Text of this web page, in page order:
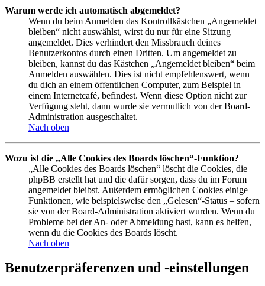
Warum werde ich automatisch abgemeldet?
Wenn du beim Anmelden das Kontrollkästchen „Angemeldet
bleiben“ nicht auswählst, wirst du nur für eine Sitzung
angemeldet. Dies verhindert den Missbrauch deines
Benutzerkontos durch einen Dritten. Um angemeldet zu
bleiben, kannst du das Kästchen „Angemeldet bleiben“ beim
Anmelden auswählen. Dies ist nicht empfehlenswert, wenn
du dich an einem öffentlichen Computer, zum Beispiel in
einem Internetcafé, befindest. Wenn diese Option nicht zur
Verfügung steht, dann wurde sie vermutlich von der Board-
Administration ausgeschaltet.
Nach oben
Wozu ist die „Alle Cookies des Boards löschen“-Funktion?
„Alle Cookies des Boards löschen“ löscht die Cookies, die
phpBB erstellt hat und die dafür sorgen, dass du im Forum
angemeldet bleibst. Außerdem ermöglichen Cookies einige
Funktionen, wie beispielsweise den „Gelesen“-Status – sofern
sie von der Board-Administration aktiviert wurden. Wenn du
Probleme bei der An- oder Abmeldung hast, kann es helfen,
wenn du die Cookies des Boards löscht.
Nach oben
Benutzerpräferenzen und -einstellungen